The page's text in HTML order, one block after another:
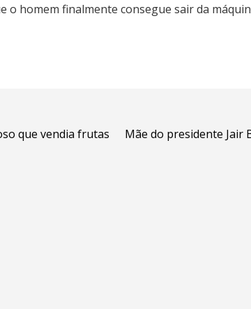
o homem finalmente consegue sair da
que vendia frutas
Mãe do presidente Jair